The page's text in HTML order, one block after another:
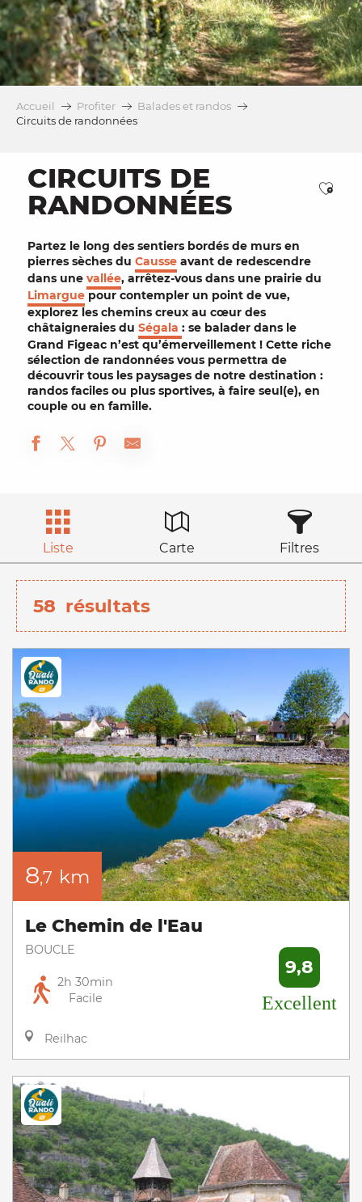
Accueil Profiter
Balades et randos
Circuits de randonnées
CIRCUITS DE
RANDONNÉES
Partez le long des sentiers bordés de murs en
pierres sèches du Causse avant de redescendre
dans une vallée, arrêtez-vous dans une prairie du
Limargue pour contempler un point de vue,
explorez les chemins creux au cœur des
châtaigneraies du Ségala : se balader dans le
Grand Figeac n’est qu’émerveillement ! Cette riche
sélection de randonnées vous permettra de
découvrir tous les paysages de notre destination :
randos faciles ou plus sportives, à faire seul(e), en
couple ou en famille.
Liste Carte Filtres
58 résultats
8,7 km
Le Chemin de l'Eau
BOUCLE
2h 30min
Facile
Reilhac
9,8
Excellent